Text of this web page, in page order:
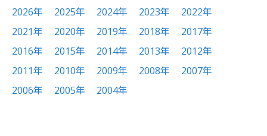
2026年 2025年 2024年 2023年
2022年
2021年
2020年 2019年 2018年
2017年
2016年
2015年 2014年 2013年
2012年
2011年
2010年 2009年 2008年
2007年
2006年
2005年 2004年